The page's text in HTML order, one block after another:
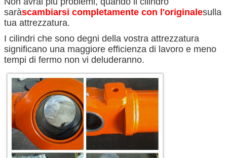
saràscambiarsi completamente con l'originalesulla
tua attrezzatura.
I cilindri che sono degni della vostra attrezzatura
significano una maggiore efficienza di lavoro e meno
tempi di fermo non vi deluderanno.